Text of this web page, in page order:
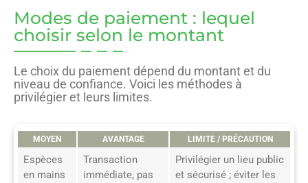
Modes de paiement : lequel
choisir selon le montant
Le choix du paiement dépend du montant et du
niveau de confiance. Voici les méthodes à
privilégier et leurs limites.
MOYEN AVANTAGE LIMITE / PRÉCAUTION
Espèces
en mains
Transaction
immédiate, pas
Privilégier un lieu public
et sécurisé ; éviter les